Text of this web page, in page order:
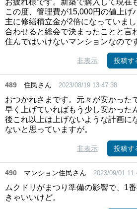
お疲れ様です。新築で購入して現在
この度、管理費が15,000円の値上げ
主に修繕積立金が2倍になっていま
合わせると総会で決まったことと言
住んではいけないマンションなので
非表示 投稿す
489 住民さん 2023/08/19 13:47:38
おつかれさまです。元々が安かった
早く上げていればもう少し安かった
後これ以上は上げないような計画に
ないと思っていますが。
非表示 投稿す
490 マンション住民さん 2023/09/01
ムクドリがまつり準備の影響で、1
きゃいいけど。